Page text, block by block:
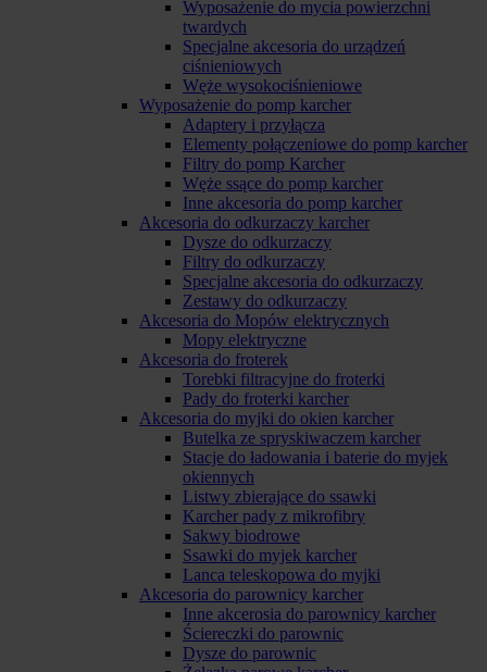
Wyposażenie do mycia powierzchni
twardych
Specjalne akcesoria do urządzeń
ciśnieniowych
Węże wysokociśnieniowe
Wyposażenie do pomp karcher
Adaptery i przyłącza
Elementy połączeniowe do pomp karcher
Filtry do pomp Karcher
Węże ssące do pomp karcher
Inne akcesoria do pomp karcher
Akcesoria do odkurzaczy karcher
Dysze do odkurzaczy
Filtry do odkurzaczy
Specjalne akcesoria do odkurzaczy
Zestawy do odkurzaczy
Akcesoria do Mopów elektrycznych
Mopy elektryczne
Akcesoria do froterek
Torebki filtracyjne do froterki
Pady do froterki karcher
Akcesoria do myjki do okien karcher
Butelka ze spryskiwaczem karcher
Stacje do ładowania i baterie do myjek
okiennych
Listwy zbierające do ssawki
Karcher pady z mikrofibry
Sakwy biodrowe
Ssawki do myjek karcher
Lanca teleskopowa do myjki
Akcesoria do parownicy karcher
Inne akcerosia do parownicy karcher
Ściereczki do parownic
Dysze do parownic